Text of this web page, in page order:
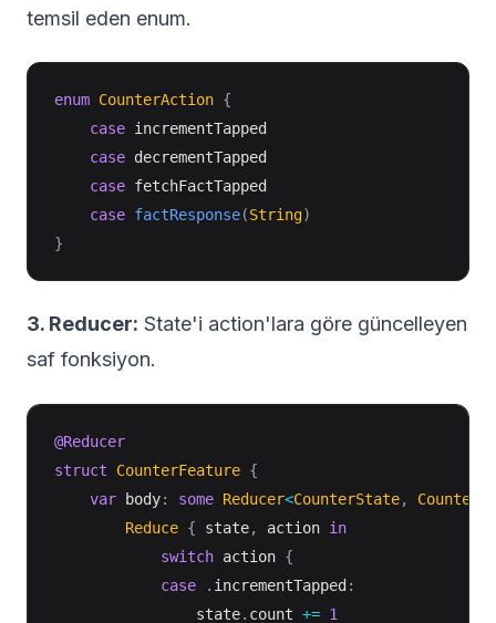
temsil eden enum.
enum CounterAction {
case incrementTapped
case decrementTapped
case fetchFactTapped
case factResponse(String)
}
3. Reducer: State'i action'lara göre güncelleyen
saf fonksiyon.
@Reducer
struct
CounterFeature {
var body: some Reducer<CounterState,
Reduce { state, action in
switch action {
case
. incrementTapped:
                state
. count += 1